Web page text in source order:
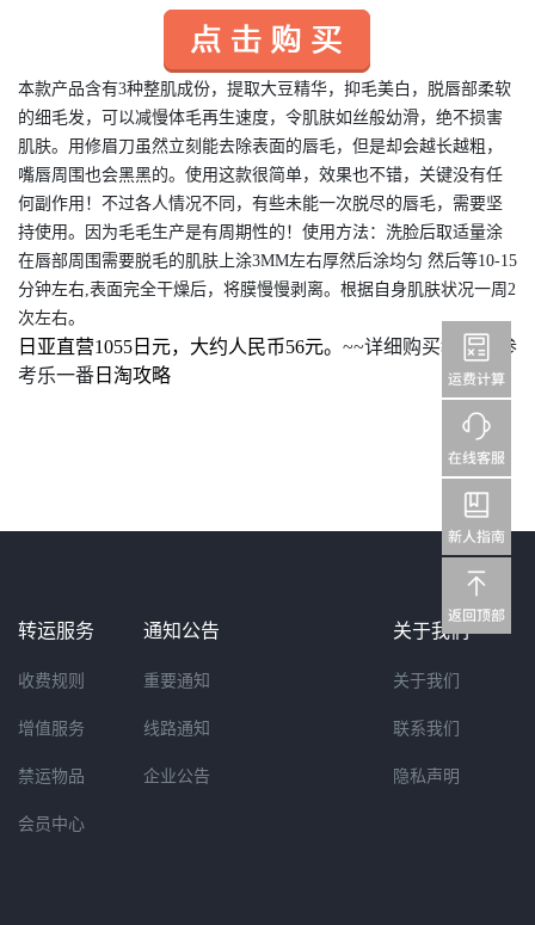
本款产品含有3种整肌成份，提取大豆精华，抑毛美白，脱唇部柔软
的细毛发，可以减慢体毛再生速度，令肌肤如丝般幼滑，绝不损害
肌肤。用修眉刀虽然立刻能去除表面的唇毛，但是却会越长越粗，
嘴唇周围也会黑黑的。使用这款很简单，效果也不错，关键没有任
何副作用！不过各人情况不同，有些未能一次脱尽的唇毛，需要坚
持使用。因为毛毛生产是有周期性的！使用方法：洗脸后取适量涂
在唇部周围需要脱毛的肌肤上涂3MM左右厚然后涂均匀 然后等10-15
分钟左右,表面完全干燥后，将膜慢慢剥离。根据自身肌肤状况一周2
次左右。
日亚直营1055日元，大约人民币56元。 ~~详细购买教程请参
考乐一番 日淘攻略
转运服务
收费规则
增值服务
禁运物品
会员中心
通知公告
重要通知
线路通知
企业公告
关于我们
关于我们
联系我们
隐私声明